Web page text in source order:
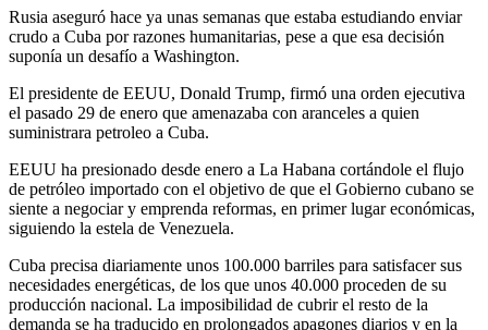
Rusia aseguró hace ya unas semanas que estaba estudiando enviar
crudo a Cuba por razones humanitarias, pese a que esa decisión
suponía un desafío a Washington.
El presidente de EEUU, Donald Trump, firmó una orden ejecutiva
el pasado 29 de enero que amenazaba con aranceles a quien
suministrara petroleo a Cuba.
EEUU ha presionado desde enero a La Habana cortándole el flujo
de petróleo importado con el objetivo de que el Gobierno cubano se
siente a negociar y emprenda reformas, en primer lugar económicas,
siguiendo la estela de Venezuela.
Cuba precisa diariamente unos 100.000 barriles para satisfacer sus
necesidades energéticas, de los que unos 40.000 proceden de su
producción nacional. La imposibilidad de cubrir el resto de la
demanda se ha traducido en prolongados apagones diarios y en la